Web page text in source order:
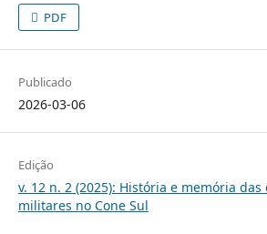
PDF
Publicado
2026-03-06
Edição
v. 12 n. 2 (2025): História e memória
militares no Cone Sul